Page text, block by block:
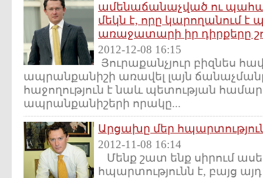
ամենաճանաչված ու
մեկն է, որը կարողանում է
առաջատարի իր դիրքերը
2012-12-08 16:15
Յուրաքանչյուր բիզնես
ապրանքանիշի առավել լայն
հաջողություն է նաև պետության
ապրանքանիշերի որակը...
Արցախը մեր
2012-11-08 16:14
Մենք շատ ենք սիրում
հպարտությունն է, բայց